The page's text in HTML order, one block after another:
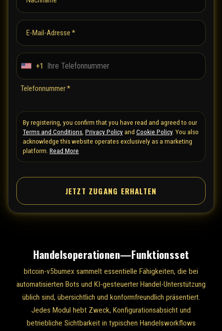
E-Mail-Adresse *
U
n
e
d
S
t
s
+1
Telefonnummer *
By registering, you confirm that you have read and agreed to our
Terms and Conditions Privacy Policyand Cookie Policy. You also
acknowledge this website operates exclusively as a marketing
platform. Read More
JETZT ZUGANG ERHALTEN
Handelsoperationen—Funktionsset
bitcoin-v5bumex sammelt essentielle Fähigkeiten, die bei
automatisierten Bots und KI-gesteuerter Handel-Unterstützung
üblich sind, übersichtlich und konformfreundlich präsentiert.
Jedes Modul hebt Zweck, Konfigurationsabsicht und
betriebliche Sichtbarkeit in typischen Handelsworkflows